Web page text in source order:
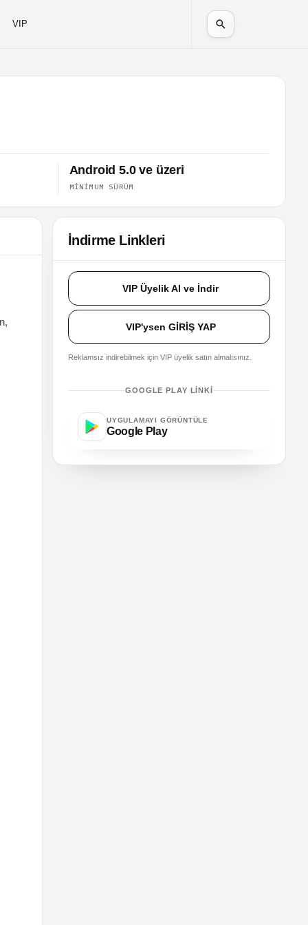
VIP
Android 5.0 ve üzeri
MINIMUM SÜRÜM
İndirme Linkleri
VIP Üyelik Al ve İndir
VIP'ysen GİRİŞ YAP
Reklamsız indirebilmek için VIP üyelik satın almalısınız.
GOOGLE PLAY LINKI
UYGULAMAYI GÖRÜNTÜLE
Google Play